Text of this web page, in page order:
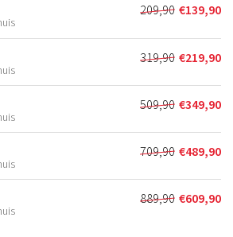
209,90
prijs
was:
€209,90.
€139,90
Huidige
prijs
is:
€139,90.
319,90
prijs
was:
€319,90.
€219,90
Huidige
prijs
is:
€219,90.
509,90
prijs
was:
€509,90.
€349,90
Huidige
prijs
is:
€349,90.
709,90
prijs
was:
€709,90.
€489,90
Huidige
prijs
is:
€489,90.
889,90 €609,90
Huidige